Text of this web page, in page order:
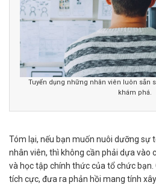
Tuyển dụng những nhân viên luôn sẵn
khám phá.
Tóm lại, nếu bạn muốn nuôi dưỡng sự
nhân viên, thì không cần phải dựa vào
và học tập chính thức của tổ chức bạn.
tích cực, đưa ra phản hồi mang tính